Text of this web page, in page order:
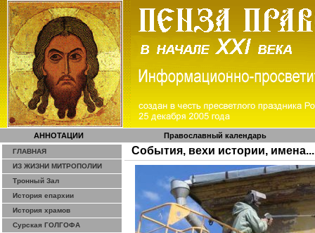
АННОТАЦИИ Православный календарь
ГЛАВНАЯ
ИЗ ЖИЗНИ МИТРОПОЛИИ
Тронный Зал
История епархии
История храмов
Сурская ГОЛГОФА
События, вехи истории, имена...